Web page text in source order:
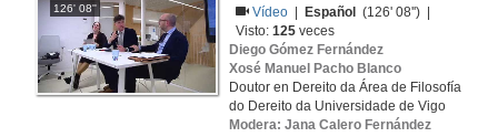
126' 08''
Vídeo
Español
(126' 08'') |
Visto:125 veces
Diego Gómez Fernández
Xosé Manuel Pacho Blanco
Doutor en Dereito da Área de Filosofía
do Dereito da Universidade de Vigo
Modera: Jana Calero Fernández